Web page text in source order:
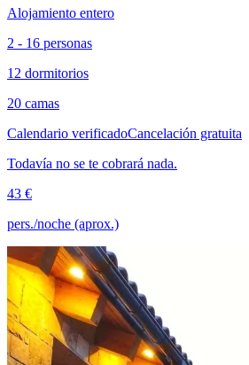
Alojamiento entero
2 - 16 personas
12 dormitorios
20 camas
Calendario verificadoCancelación gratuita
Todavía no se te cobrará nada.
43 €
pers./noche (aprox.)